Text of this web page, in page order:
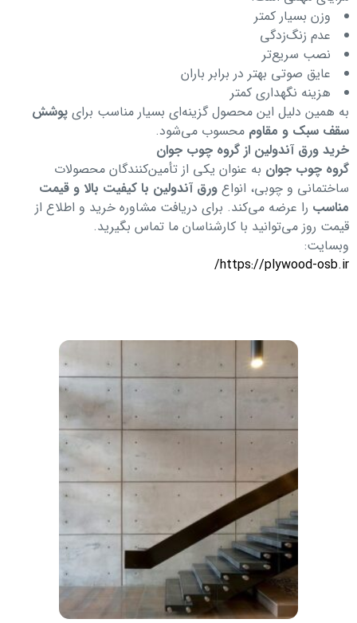
وزن بسیار کمتر
عدم زنگ‌زدگی
نصب سریع‌تر
عایق صوتی بهتر در برابر باران
هزینه نگهداری کمتر
به همین دلیل این محصول گزینه‌ای بسیار مناسب برای پوشش
سقف سبک و مقاوم محسوب می‌شود.
خرید ورق آندولین از گروه چوب جوان
گروه چوب جوان به عنوان یکی از تأمین‌کنندگان محصولات
ساختمانی و چوبی، انواع ورق آندولین با کیفیت بالا و قیمت
مناسب را عرضه می‌کند. برای دریافت مشاوره خرید و اطلاع از
قیمت روز می‌توانید با کارشناسان ما تماس بگیرید.
وبسایت:
https://plywood-osb.ir/